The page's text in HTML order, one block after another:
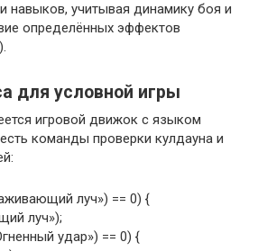
навыков, учитывая динамику боя и
определённых эффектов
для условной игры
игровой движок с языком
команды проверки кулдауна и
луч») == 0) {
луч»);
удар») == 0) {